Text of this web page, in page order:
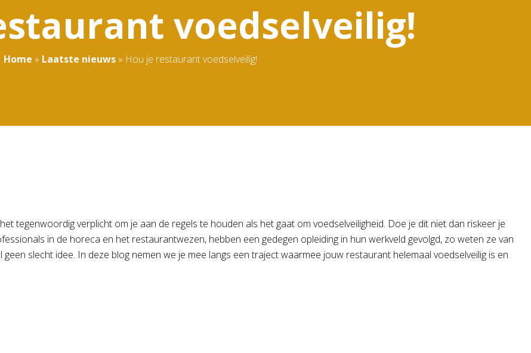
voedselveilig!
Home » Laatste nieuws» Hou je restaurant voedselveilig!
tegenwoordig verplicht om je aan de regels te houden als het gaat om voedselveiligheid. Doe je dit niet dan riskeer je
in de horeca en het restaurantwezen, hebben een gedegen opleiding in hun werkveld gevolgd, zo weten ze van
slecht idee. In deze blog nemen we je mee langs een traject waarmee jouw restaurant helemaal voedselveilig is en